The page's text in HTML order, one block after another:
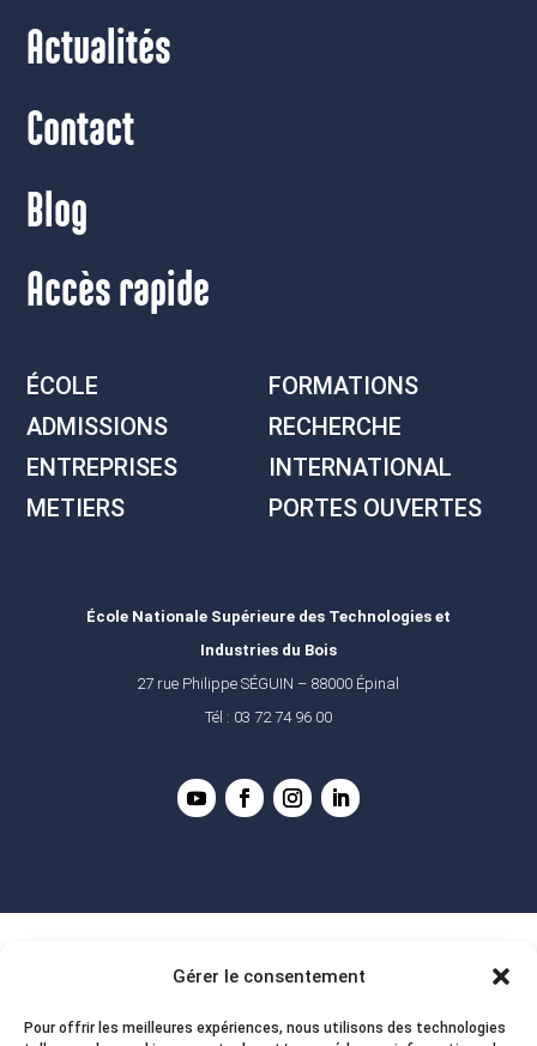
Gérer le consentement
Pour offrir les meilleures expériences, nous utilisons des technologies
Actualités
Contact
Blog
Accès rapide
ÉCOLE
FORMATIONS
ADMISSIONS
RECHERCHE
ENTREPRISES
INTERNATIONAL
METIERS
PORTES OUVERTES
École Nationale Supérieure des Technologies et
Industries du Bois
27 rue Philippe SÉGUIN – 88000 Épinal
Tél : 03 72 74 96 00